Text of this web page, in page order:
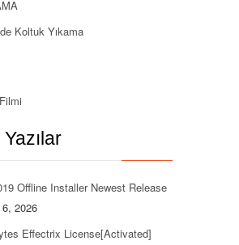
Koltuk Yıkama
Offline Installer Newest Release
2026
Effectrix License[Activated]